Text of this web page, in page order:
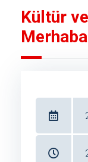
Kültür